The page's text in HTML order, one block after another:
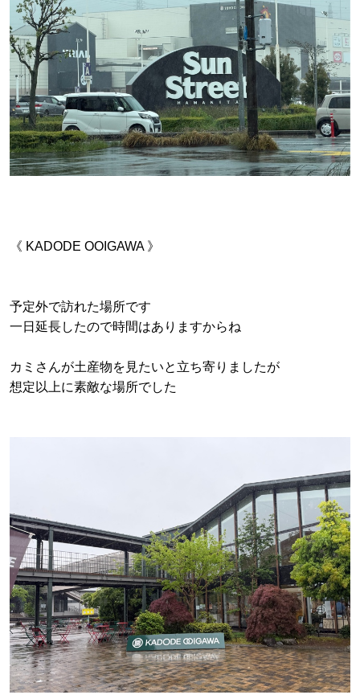
《 KADODE OOIGAWA 》
予定外で訪れた場所です
一日延長したので時間はありますからね
カミさんが土産物を見たいと立ち寄りましたが
想定以上に素敵な場所でした